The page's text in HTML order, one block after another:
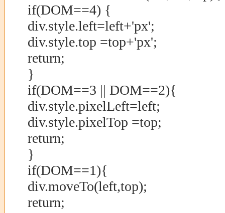
if(DOM==4) {
div.style.left=left+'px';
div.style.top =top+'px';
return;
}
if(DOM==3 || DOM==2){
div.style.pixelLeft=left;
div.style.pixelTop =top;
return;
}
if(DOM==1){
div.moveTo(left,top);
return;